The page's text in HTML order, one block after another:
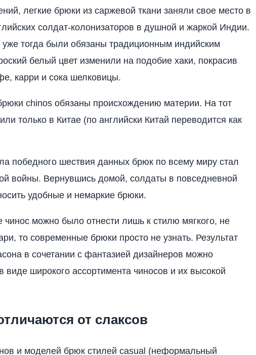
легкие брюки из саржевой ткани заняли свое место в
солдат-колонизаторов в душной и жаркой Индии.
тогда были обязаны традиционным индийским
белый цвет изменили на подобие хаки, покрасив
карри и сока шелковицы.
chinos обязаны происхождению материи. На тот
только в Китае (по английски Китай переводится как
победного шествия данных брюк по всему миру стал
войны. Вернувшись домой, солдаты в повседневной
удобные и немаркие брюки.
можно было отнести лишь к стилю мягкого, не
то современные брюки просто не узнать. Результат
в сочетании с фантазией дизайнеров можно
виде широкого ассортимента чиносов и их высокой
от слаксов
и моделей брюк стилей casual (неформальный